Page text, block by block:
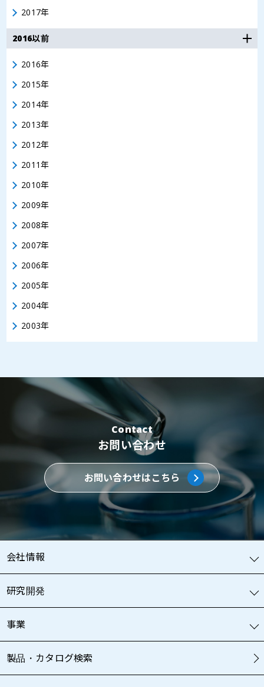
2017年
2016以前
2016年
2015年
2014年
2013年
2012年
2011年
2010年
2009年
2008年
2007年
2006年
2005年
2004年
2003年
Contact
お問い合わせ
お問い合わせはこちら
会社情報
研究開発
事業
製品・カタログ検索